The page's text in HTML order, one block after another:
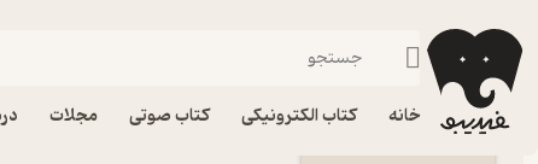
خانه کتاب الکترونیکی کتاب صوتی مجلات
فیدیبو مجموعه جادوهای همیشگی